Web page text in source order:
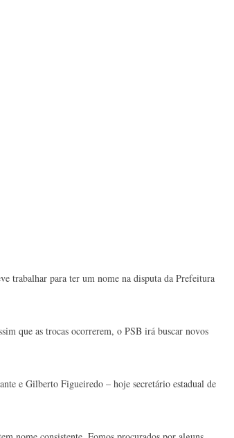
trabalhar para ter um nome na disputa da Prefeitura
que as trocas ocorrerem, o PSB irá buscar novos
e Gilberto Figueiredo – hoje secretário estadual de